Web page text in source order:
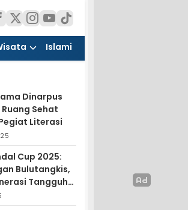
Islami
Dinarpus
Sehat
Literasi
Cup 2025:
Bulutangkis,
Tangguh